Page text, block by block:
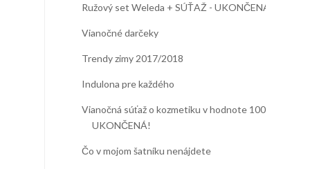
Ružový set Weleda + SÚŤAŽ - UKONČENÁ!
Vianočné darčeky
Trendy zimy 2017/2018
Indulona pre každého
Vianočná súťaž o kozmetiku v hodnote 100€ -
UKONČENÁ!
Čo v mojom šatníku nenájdete